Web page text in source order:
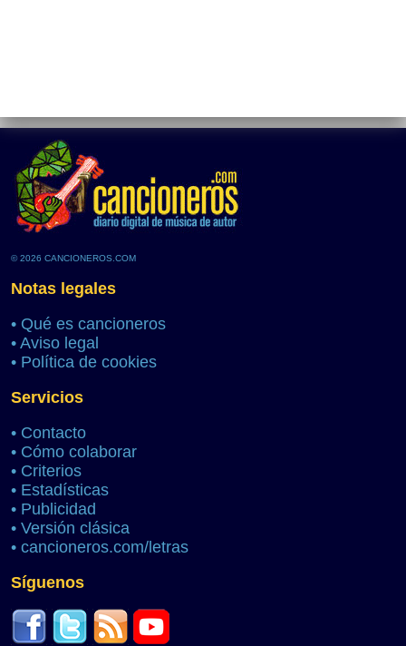
© 2026 CANCIONEROS.COM
Notas legales
• Qué es cancioneros
• Aviso legal
• Política de cookies
Servicios
• Contacto
• Cómo colaborar
• Criterios
• Estadísticas
• Publicidad
• Versión clásica
• cancioneros.com/letras
Síguenos